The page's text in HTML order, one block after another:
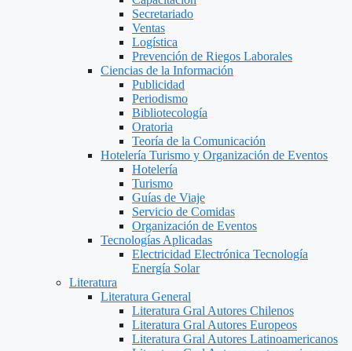
Secretariado
Ventas
Logística
Prevención de Riegos Laborales
Ciencias de la Información
Publicidad
Periodismo
Bibliotecología
Oratoria
Teoría de la Comunicación
Hotelería Turismo y Organización de Eventos
Hotelería
Turismo
Guías de Viaje
Servicio de Comidas
Organización de Eventos
Tecnologías Aplicadas
Electricidad Electrónica Tecnología
Energía Solar
Literatura
Literatura General
Literatura Gral Autores Chilenos
Literatura Gral Autores Europeos
Literatura Gral Autores Latinoamericanos